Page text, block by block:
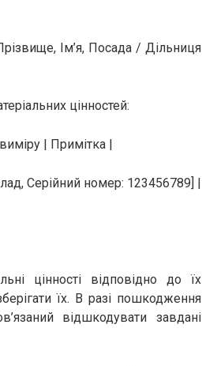
Ім’я, Посада / Дільниця
цінностей:
| Примітка |
Серійний номер: 123456789] |
цінності відповідно до їх
їх. В разі пошкодження
відшкодувати завдані